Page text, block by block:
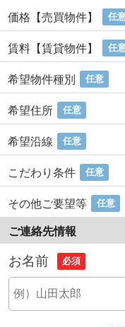
価格【売買物件】 任
賃料【賃貸物件】 任
希望物件種別 任意
希望住所 任意
希望沿線 任意
こだわり条件 任意
その他ご要望等 任意
ご連絡先情報
お名前 必須